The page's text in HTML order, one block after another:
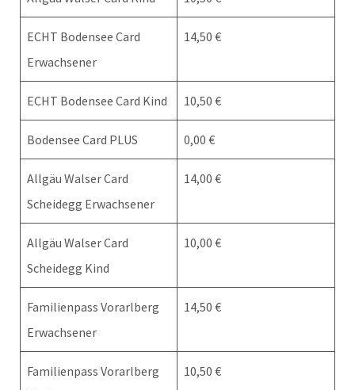
ECHT Bodensee Card
Erwachsener
14,50 €
ECHT Bodensee Card Kind 10,50 €
Bodensee Card PLUS 0,00 €
Allgäu Walser Card
Scheidegg Erwachsener
14,00 €
Allgäu Walser Card
Scheidegg Kind
10,00 €
Familienpass Vorarlberg
Erwachsener
14,50 €
Familienpass Vorarlberg
10,50 €